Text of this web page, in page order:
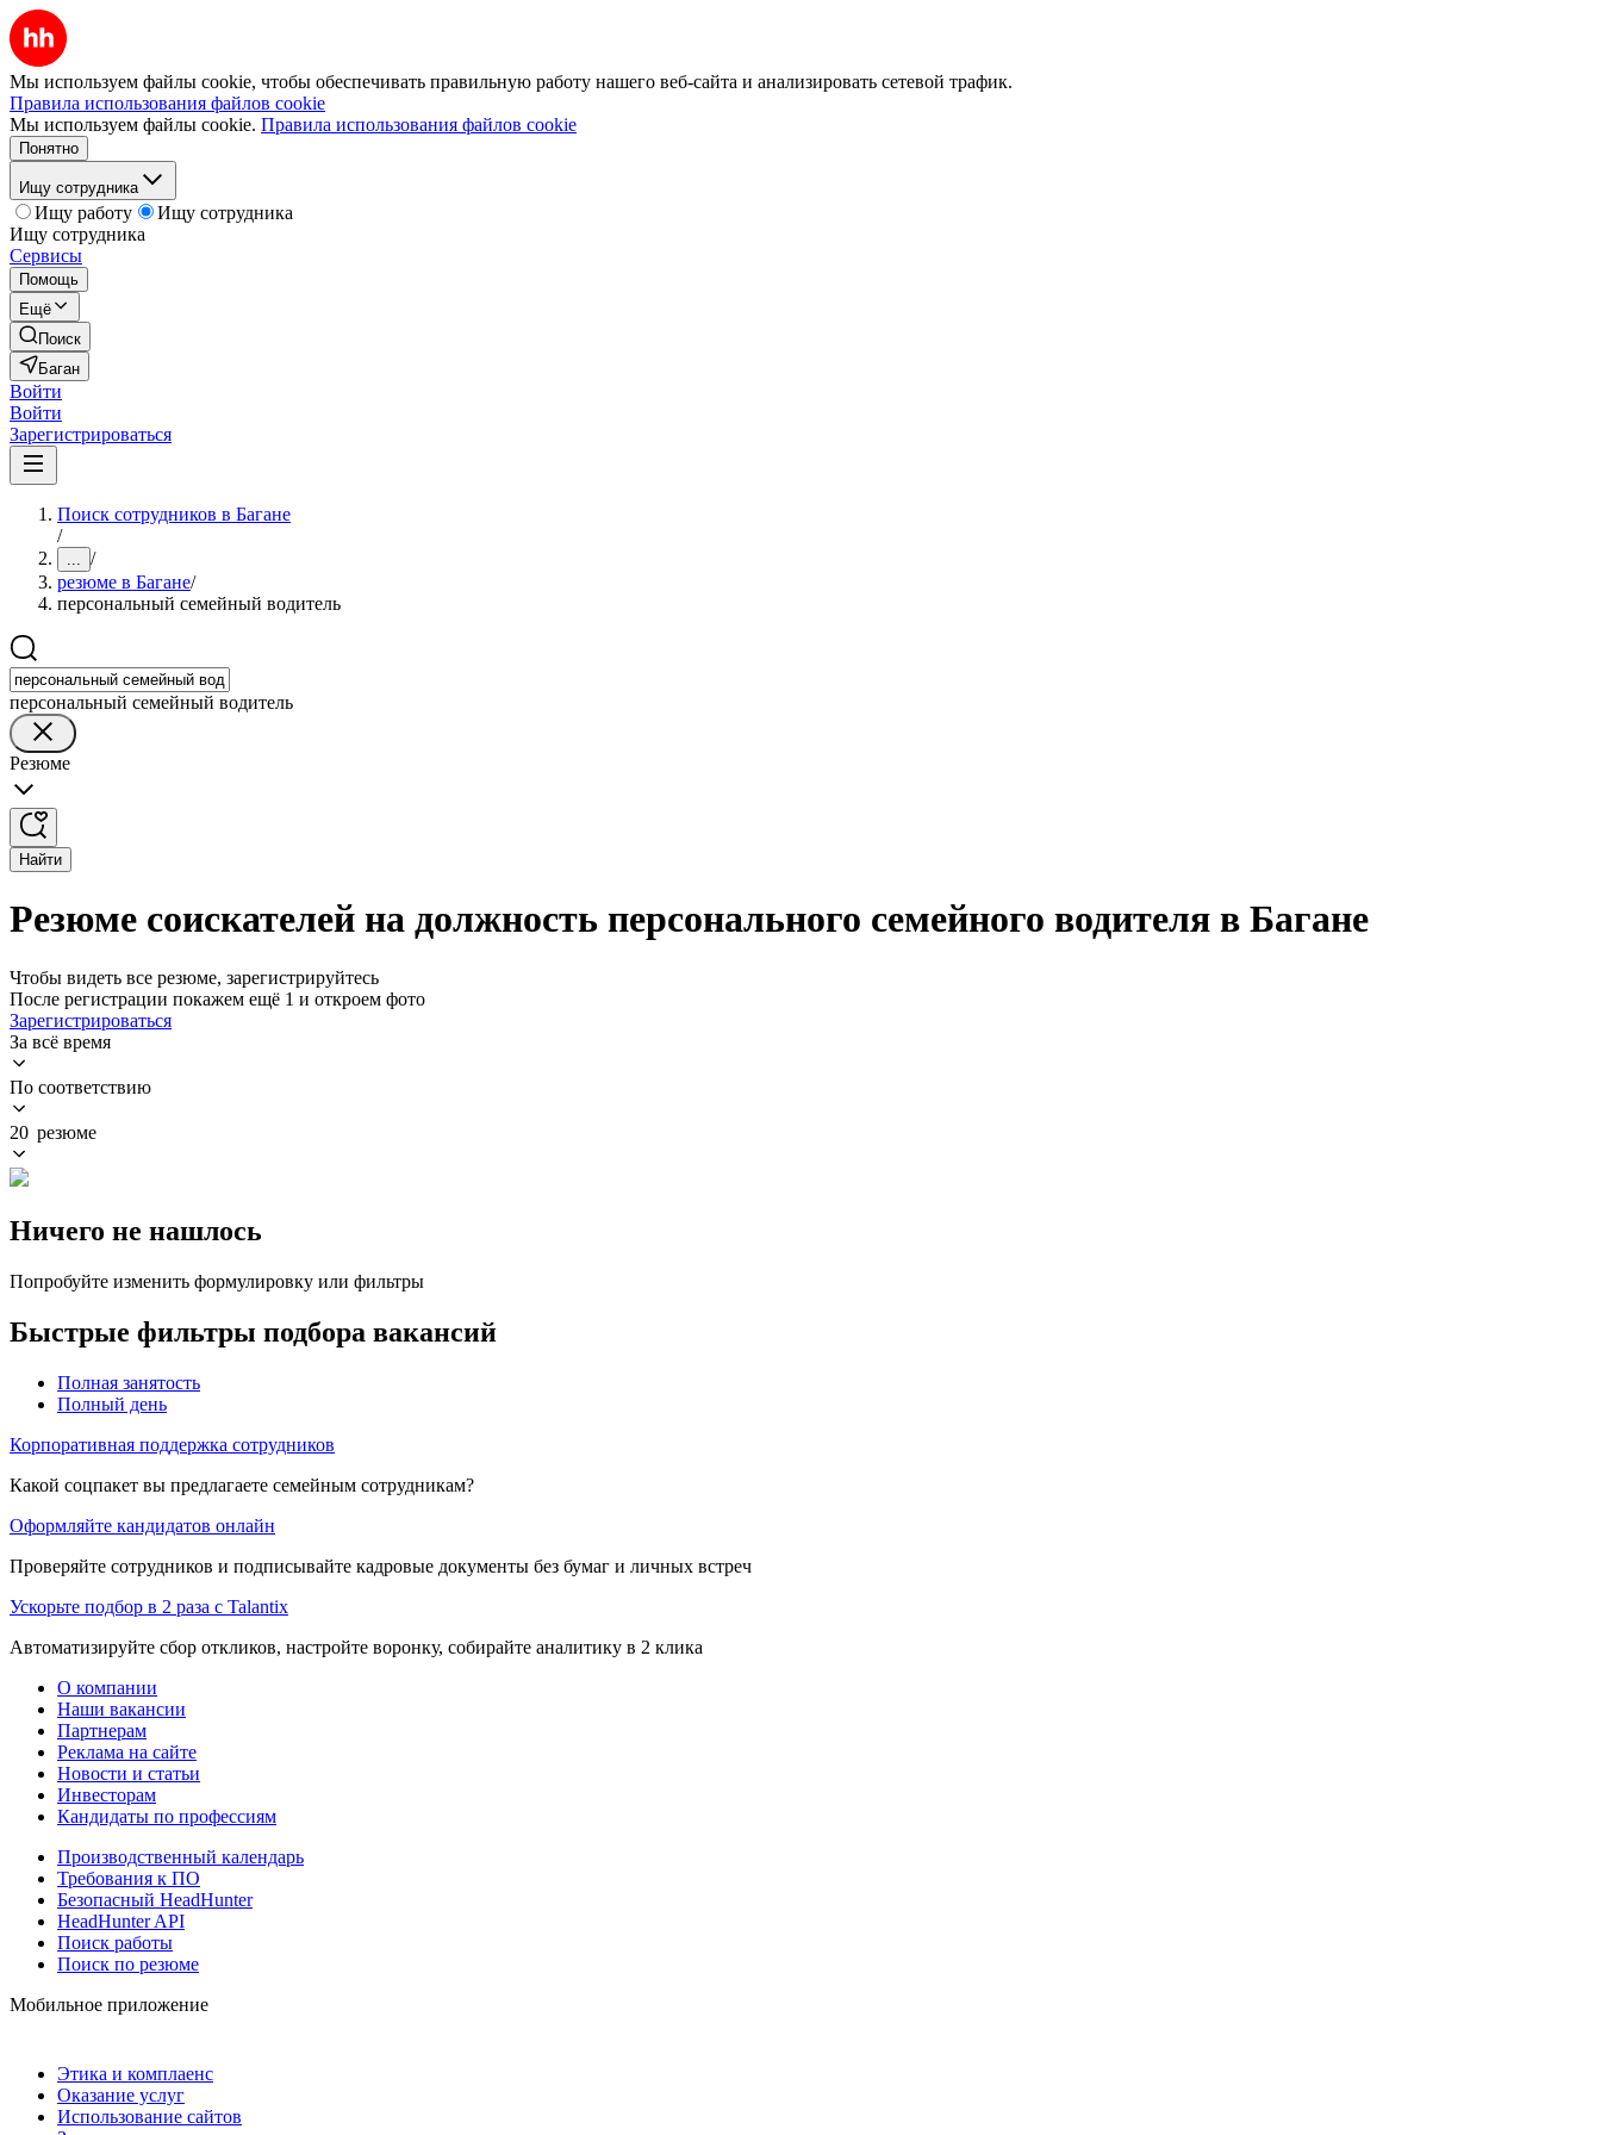
Мы используем файлы cookie, чтобы обеспечивать правильную работу нашего веб-сайта и анализировать сетевой трафик.
Правила использования файлов cookie
Мы используем файлы cookie. Правила использования файлов cookie
Понятно
Ищу сотрудника
Ищу работу
Ищу сотрудника
Ищу сотрудника
Сервисы
Помощь
Ещё
Поиск
Баган
Войти
Войти
Зарегистрироваться
Поиск сотрудников в Багане
/
... /
резюме в Багане/
персональный семейный водитель
персональный семейный водитель
Резюме
Найти
Резюме соискателей на должность персонального семейного водителя в Багане
Чтобы видеть все резюме, зарегистрируйтесь
После регистрации покажем ещё 1 и откроем фото
Зарегистрироваться
За всё время
По соответствию
20 резюме
Ничего не нашлось
Попробуйте изменить формулировку или фильтры
Быстрые фильтры подбора вакансий
Полная занятость
Полный день
Корпоративная поддержка сотрудников
Какой соцпакет вы предлагаете семейным сотрудникам?
Оформляйте кандидатов онлайн
Проверяйте сотрудников и подписывайте кадровые документы без бумаг и личных встреч
Ускорьте подбор в 2 раза с Talantix
Автоматизируйте сбор откликов, настройте воронку, собирайте аналитику в 2 клика
О компании
Наши вакансии
Партнерам
Реклама на сайте
Новости и статьи
Инвесторам
Кандидаты по профессиям
Производственный календарь
Требования к ПО
Безопасный HeadHunter
HeadHunter API
Поиск работы
Поиск по резюме
Мобильное приложение
Этика и комплаенс
Оказание услуг
Использование сайтов